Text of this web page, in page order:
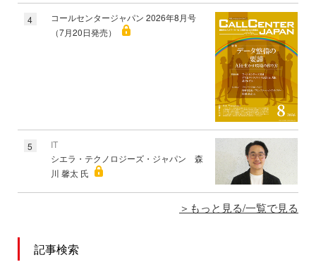
4
コールセンタージャパン 2026年8月号
（7月20日発売）
5
IT
シエラ・テクノロジーズ・ジャパン 森
川 馨太 氏
もっと見る/一覧で見る
記事検索